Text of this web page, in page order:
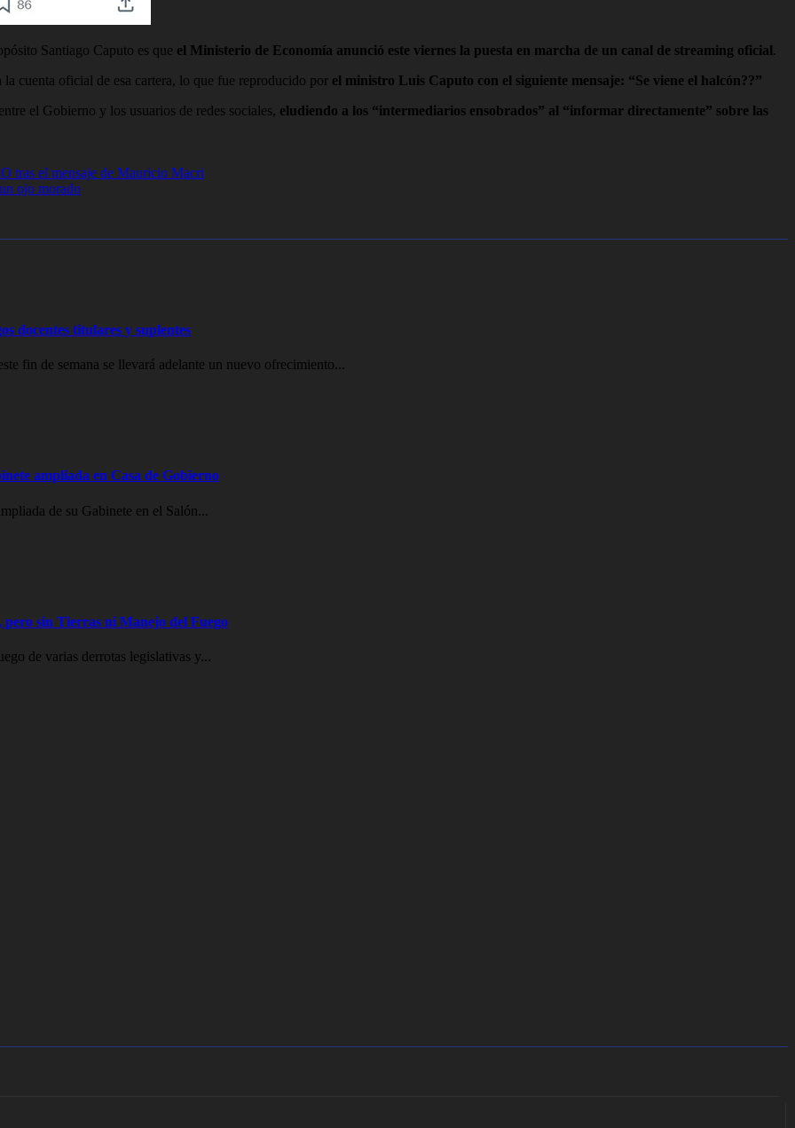
Santiago Caputo es que el Ministerio de Economía anunció este viernes la puesta en marcha de un canal de streaming oficial.
cuenta oficial de esa cartera, lo que fue reproducido por el ministro Luis Caputo con el siguiente mensaje: “Se viene el halcón??”
el Gobierno y los usuarios de redes sociales, eludiendo a los “intermediarios ensobrados” al “informar directamente” sobre las
tras el mensaje de Mauricio Macri
ojo morado
docentes titulares y suplentes
fin de semana se llevará adelante un nuevo ofrecimiento...
ampliada en Casa de Gobierno
de su Gabinete en el Salón...
pero sin Tierras ni Manejo del Fuego
de varias derrotas legislativas y...